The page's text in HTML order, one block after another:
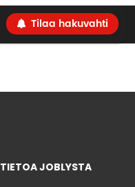
Tilaa hakuvahti
TIETOA JOBLYSTA